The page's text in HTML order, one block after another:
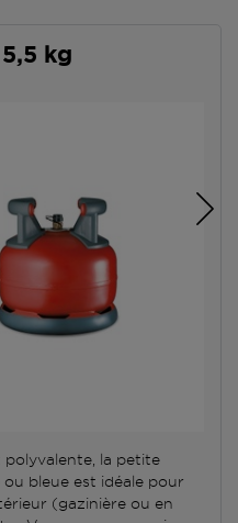
kg
polyvalente, la petite
bleue est idéale pour
(gazinière ou en